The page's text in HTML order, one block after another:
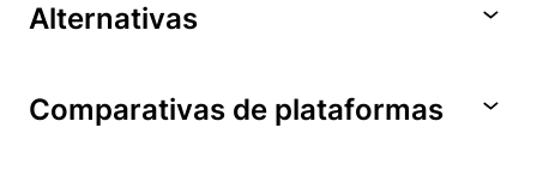
Alternativas
Comparativas de plataformas